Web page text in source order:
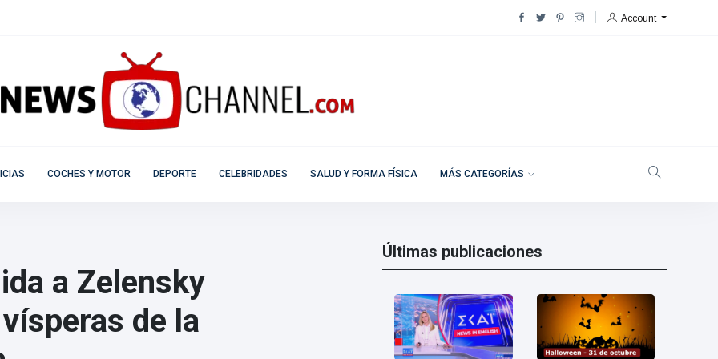
Account
COCHES Y MOTOR DEPORTE CELEBRIDADES SALUD Y FORMA FÍSICA MÁS CATEGORÍAS
a Zelensky
de la
Últimas publicaciones